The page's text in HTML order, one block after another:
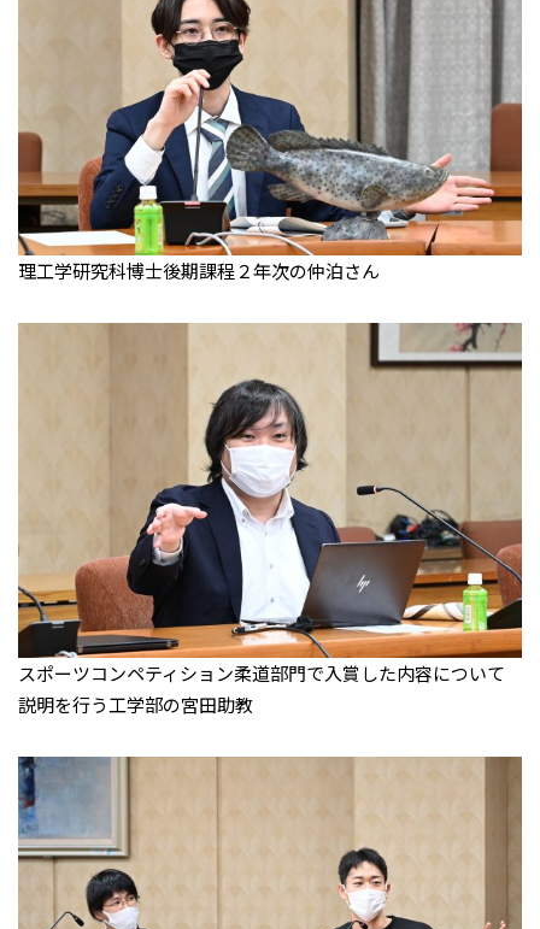
理工学研究科博士後期課程２年次の仲泊さん
スポーツコンペティション柔道部門で入賞した内容について
説明を行う工学部の宮田助教